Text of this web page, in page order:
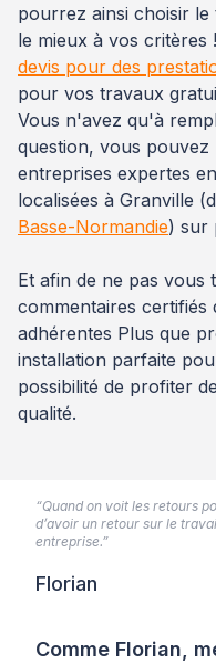
pourrez ainsi choisir
le mieux à vos
devis pour des
pour vos travaux
Vous n'avez qu'à
question, vous
entreprises expertes
localisées à Granville
Basse-Normandie) sur
Et afin de ne pas
commentaires certifiés
adhérentes Plus que
installation parfaite
possibilité de profiter
qualité.
Comme Florian,
“Quand on voit les retours
d’avoir un retour sur le
entreprise.”
Florian